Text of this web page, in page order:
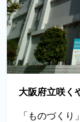
大阪府立咲く
「ものづく